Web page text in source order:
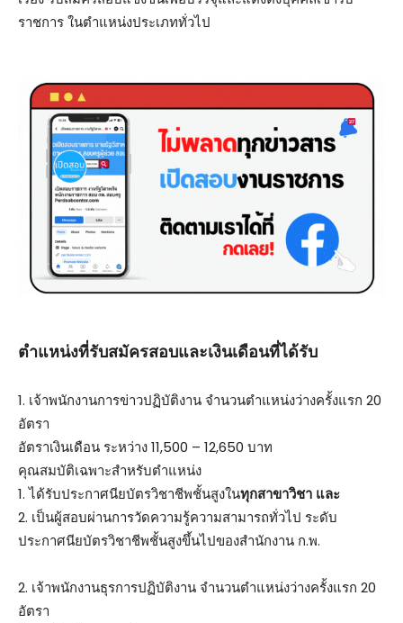
ราชการ ในตำแหน่งประเภททั่วไป
ตําแหน่งที่รับสมัครสอบและเงินเดือนที่ได้รับ
1. เจ้าพนักงานการข่าวปฏิบัติงาน จำนวนตำแหน่งว่างครั้งแรก 20
อัตรา
อัตราเงินเดือน ระหว่าง 11,500 – 12,650 บาท
คุณสมบัติเฉพาะสำหรับตำแหน่ง
1. ได้รับประกาศนียบัตรวิชาชีพชั้นสูงในทุกสาขาวิชา และ
2. เป็นผู้สอบผ่านการวัดความรู้ความสามารถทั่วไป ระดับ
ประกาศนียบัตรวิชาชีพชั้นสูงขึ้นไปของสำนักงาน ก.พ.
2. เจ้าพนักงานธุรการปฏิบัติงาน จำนวนตำแหน่งว่างครั้งแรก 20
อัตรา